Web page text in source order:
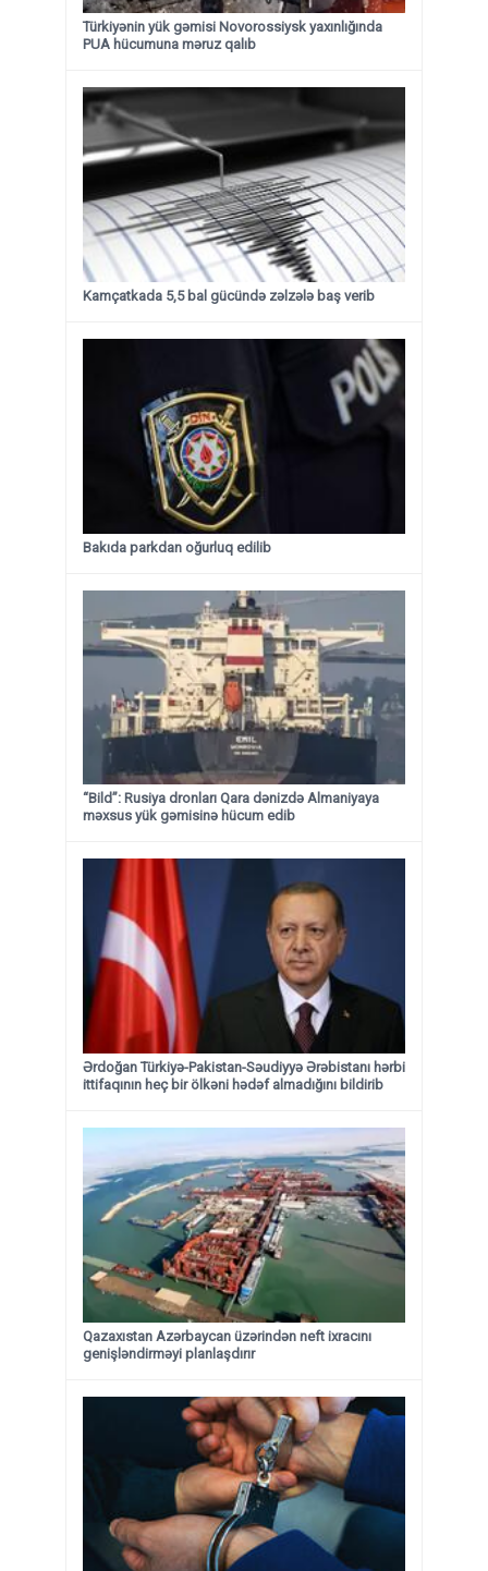
Türkiyənin yük gəmisi Novorossiysk yaxınlığında
PUA hücumuna məruz qalıb
Kamçatkada 5,5 bal gücündə zəlzələ baş verib
Bakıda parkdan oğurluq edilib
“Bild”: Rusiya dronları Qara dənizdə Almaniyaya
məxsus yük gəmisinə hücum edib
Ərdoğan Türkiyə-Pakistan-Səudiyyə Ərəbistanı hərbi
ittifaqının heç bir ölkəni hədəf almadığını bildirib
Qazaxıstan Azərbaycan üzərindən neft ixracını
genişləndirməyi planlaşdırır